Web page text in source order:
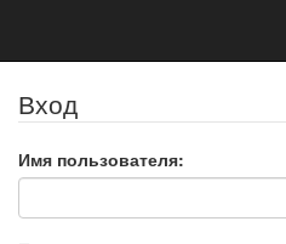
Вход
Имя пользователя: